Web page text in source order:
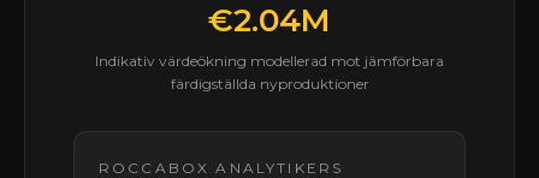
€2.04M
Indikativ värdeökning modellerad mot jämförbara
färdigställda nyproduktioner
ROCCABOX ANALYTIKERS